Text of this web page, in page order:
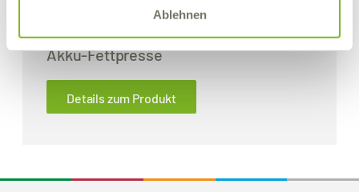
Ablehnen
Akku-Fettpresse
Details zum Produkt